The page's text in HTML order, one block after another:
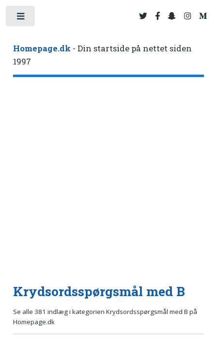
Homepage.dk - Din startside på nettet siden
1997
Krydsordsspørgsmål med B
Se alle 381 indlæg i kategorien Krydsordsspørgsmål med B på
Homepage.dk